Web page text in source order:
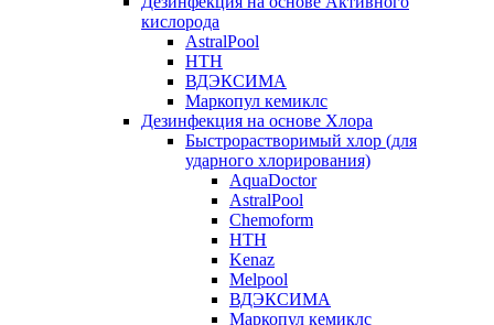
кислорода
AstralPool
HTH
ВДЭКСИМА
Маркопул кемиклс
Дезинфекция на основе Хлора
Быстрорастворимый хлор (для
ударного хлорирования)
AquaDoctor
AstralPool
Chemoform
HTH
Kenaz
Melpool
ВДЭКСИМА
Маркопул кемиклс